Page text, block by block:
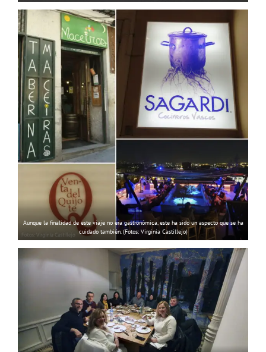
Aunque la finalidad de este viaje no era gastronómica, este ha sido un aspecto que se ha
cuidado también. (Fotos: Virginia Castillejo)